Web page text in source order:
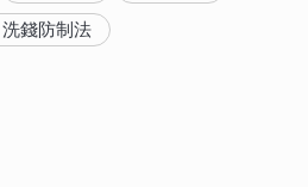
洗錢防制法